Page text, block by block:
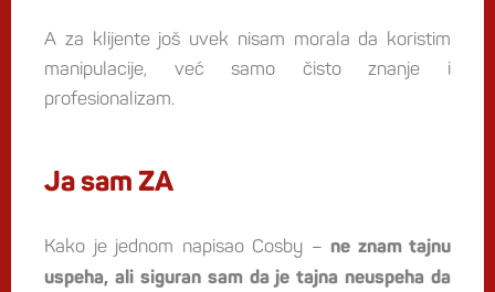
A za klijente još uvek nisam morala da koristim
manipulacije, već samo čisto znanje i
profesionalizam.
Ja sam ZA
Kako je jednom napisao Cosby – ne znam tajnu
uspeha, ali siguran sam da je tajna neuspeha da